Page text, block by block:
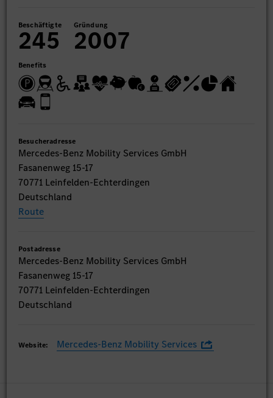
Beschäftigte
245 Gründung
2007
Benefits
Besucheradresse
Mercedes-Benz Mobility Services GmbH
Fasanenweg 15-17
70771 Leinfelden-Echterdingen
Deutschland
Route
Postadresse
Mercedes-Benz Mobility Services GmbH
Fasanenweg 15-17
70771 Leinfelden-Echterdingen
Deutschland
Website: Mercedes-Benz Mobility Services